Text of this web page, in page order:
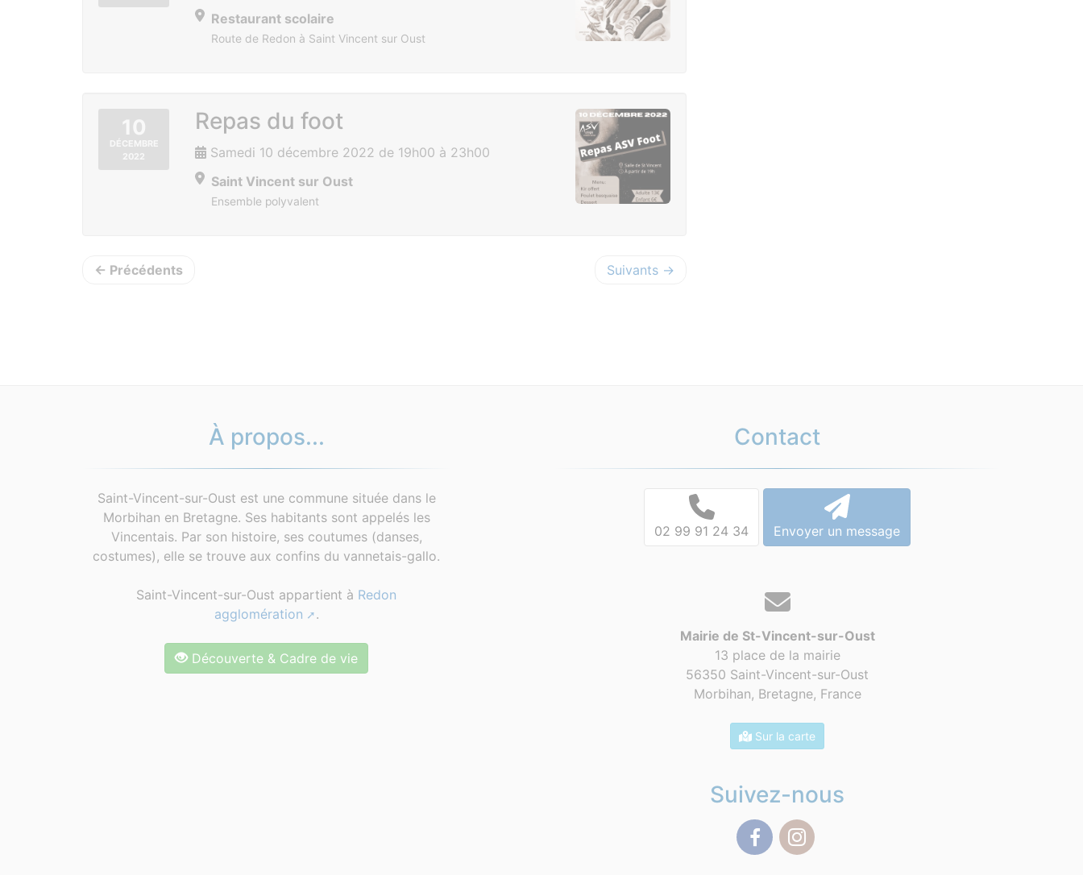
Restaurant scolaire
Route de Redon à Saint Vincent sur Oust
10
DÉCEMBRE
2022
Repas du foot
Samedi 10 décembre 2022 de 19h00 à 23h00
Saint Vincent sur Oust
Ensemble polyvalent
← Précédents Suivants →
À propos...
Saint-Vincent-sur-Oust est une commune située dans le
Morbihan en Bretagne. Ses habitants sont appelés les
Vincentais. Par son histoire, ses coutumes (danses,
costumes), elle se trouve aux confins du vannetais-gallo.
Saint-Vincent-sur-Oust appartient à Redon
agglomération
.
Découverte & Cadre de vie
Contact
02 99 91 24 34 Envoyer un message
Mairie de St-Vincent-sur-Oust
13 place de la mairie
56350 Saint-Vincent-sur-Oust
Morbihan, Bretagne, France
Sur la carte
Suivez-nous